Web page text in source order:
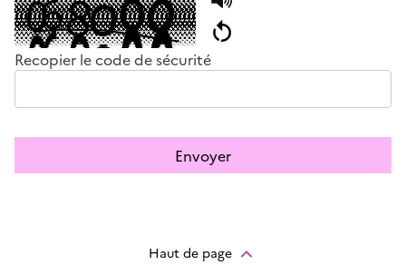
Recopier le code de sécurité
Envoyer
Haut de page